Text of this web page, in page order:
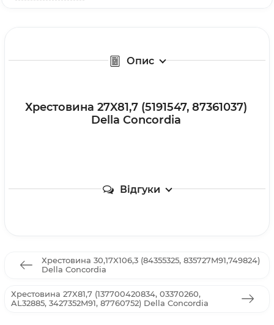
Опис
Хрестовина 27X81,7 (5191547, 87361037)
Della Concordia
Відгуки
Хрестовина 30,17X106,3 (84355325, 835727M91,749824)
Della Concordia
Хрестовина 27X81,7 (137700420834, 03370260,
AL32885, 3427352M91, 87760752) Della Concordia